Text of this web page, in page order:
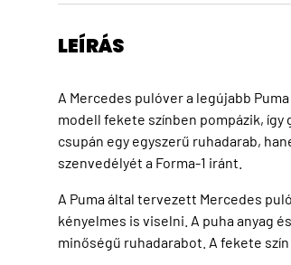
LEÍRÁS
A Mercedes pulóver a legújabb
modell fekete színben pompázik,
csupán egy egyszerű ruhadarab,
szenvedélyét a Forma-1 iránt.
A Puma által tervezett Mercedes
kényelmes is viselni. A puha anyag
minőségű ruhadarabot. A fekete